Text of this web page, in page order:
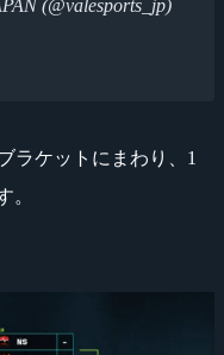
(@valesports_jp)
ラケットにまわり、1
。